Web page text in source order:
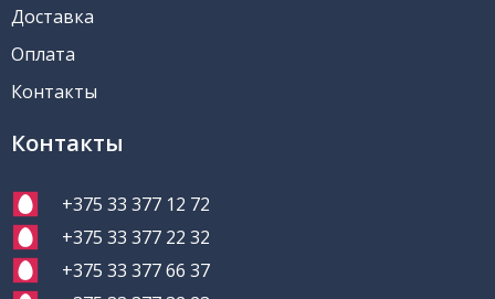
Доставка
Оплата
Контакты
Контакты
+375 33 377 12 72
+375 33 377 22 32
+375 33 377 66 37